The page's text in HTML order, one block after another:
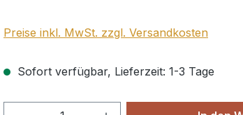
Preise inkl. MwSt. zzgl. Versandkosten
Sofort verfügbar, Lieferzeit: 1-3 Tage